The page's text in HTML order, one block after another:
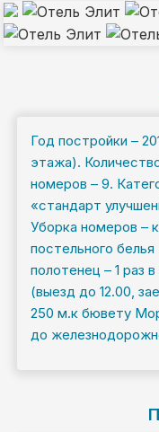
Год постройки –
этажа).
номеров – 9.
«стандарт
Уборка номеров –
постельного
полотенец – 1 раз
(выезд до 12.00,
250 м.к бювету
до